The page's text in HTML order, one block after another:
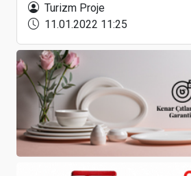
Turizm Proje
11.01.2022 11:25
Gıda sektöründe, kalite,
ekseninde faaliyet gösteren
gamlarını, HoReCa’ya güçlü
ve yenilikçi çözümleriyle